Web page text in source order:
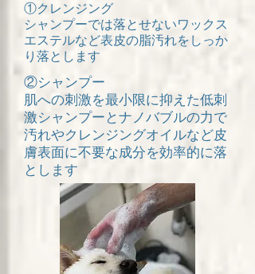
①クレンジング
​シャンプーでは落とせないワックス
エステルなど表皮の脂汚れをしっか
り落とします
②シャンプー
​肌への刺激を最小限に抑えた低刺
激シャンプーとナノバブルの力で
汚れやクレンジングオイルなど皮
膚表面に不要な成分を効率的に落
とします